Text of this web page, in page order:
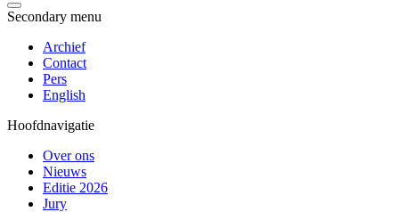
Secondary menu
Archief
Contact
Pers
English
Hoofdnavigatie
Over ons
Nieuws
Editie 2026
Jury